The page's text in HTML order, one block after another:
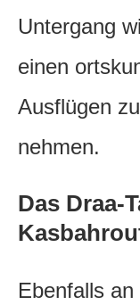
Untergang
einen
Ausflügen
nehmen.
Das Draa-
Ebenfalls